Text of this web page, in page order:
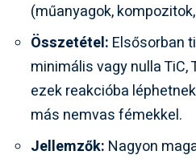
(műanyagok,
Összetétel: Elsősorban
minimális vagy nulla TiC,
ezek reakcióba
más nemvas fémekkel.
Jellemzők: Nagyon